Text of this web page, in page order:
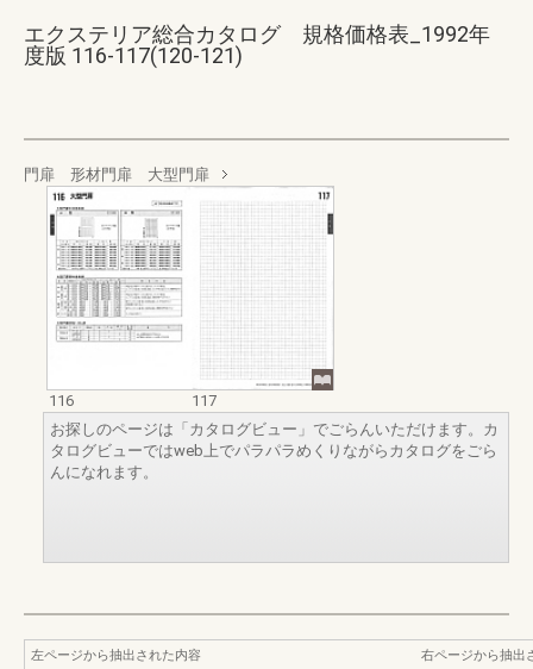
エクステリア総合カタログ 規格価格表_1992年
度版 116-117(120-121)
門扉 形材門扉 大型門扉
116
117
お探しのページは「カタログビュー」でごらんいただけます。カ
タログビューではweb上でパラパラめくりながらカタログをごら
んになれます。
左ページから抽出された内容
右ページから抽出